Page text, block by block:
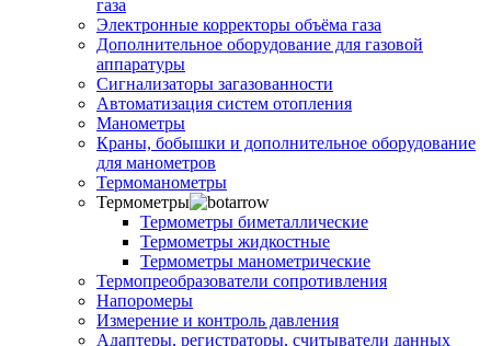
газа
Электронные корректоры объёма газа
Дополнительное оборудование для газовой
аппаратуры
Сигнализаторы загазованности
Автоматизация систем отопления
Манометры
Краны, бобышки и дополнительное оборудование
для манометров
Термоманометры
Термометры
Термометры биметаллические
Термометры жидкостные
Термометры манометрические
Термопреобразователи сопротивления
Напоромеры
Измерение и контроль давления
Адаптеры, регистраторы, считыватели данных